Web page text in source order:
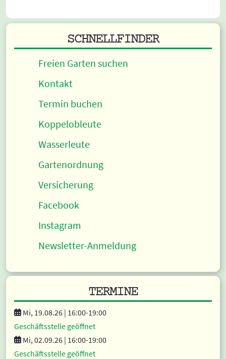
SCHNELLFINDER
Freien Garten suchen
Kontakt
Termin buchen
Koppelobleute
Wasserleute
Gartenordnung
Versicherung
Facebook
Instagram
Newsletter-Anmeldung
TERMINE
Mi, 19.08.26 | 16:00-19:00
Geschäftsstelle geöffnet
Mi, 02.09.26 | 16:00-19:00
Geschäftsstelle geöffnet